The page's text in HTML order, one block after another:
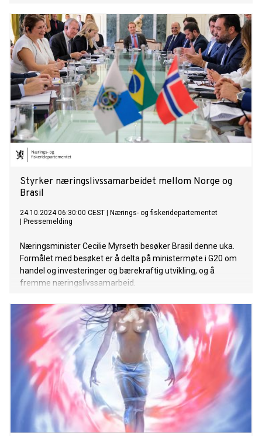
Styrker næringslivssamarbeidet mellom Norge og
Brasil
24.10.2024 06:30:00 CEST
Nærings- og fiskeridepartementet
Pressemelding
Næringsminister Cecilie Myrseth besøker Brasil denne uka.
Formålet med besøket er å delta på ministermøte i G20 om
handel og investeringer og bærekraftig utvikling, og å
fremme næringslivssamarbeid.